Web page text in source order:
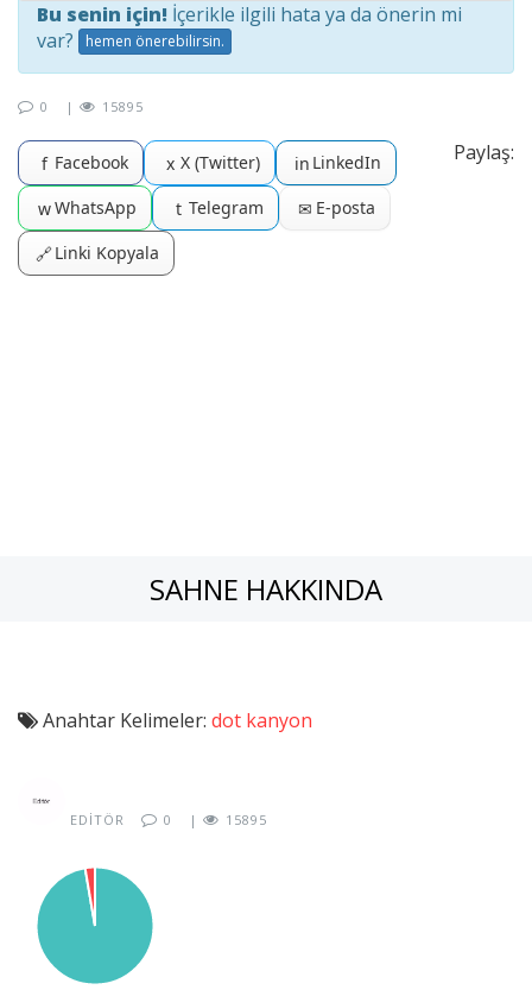
Bu senin için! İçerikle ilgili hata ya da önerin mi
var?
hemen önerebilirsin.
0 | 15895
Paylaş:
f Facebook x X (Twitter) in LinkedIn
wWhatsApp t Telegram ✉ E-posta
🔗Linki Kopyala
SAHNE HAKKINDA
Anahtar Kelimeler: dot kanyon
EDITÖR 0 | 15895